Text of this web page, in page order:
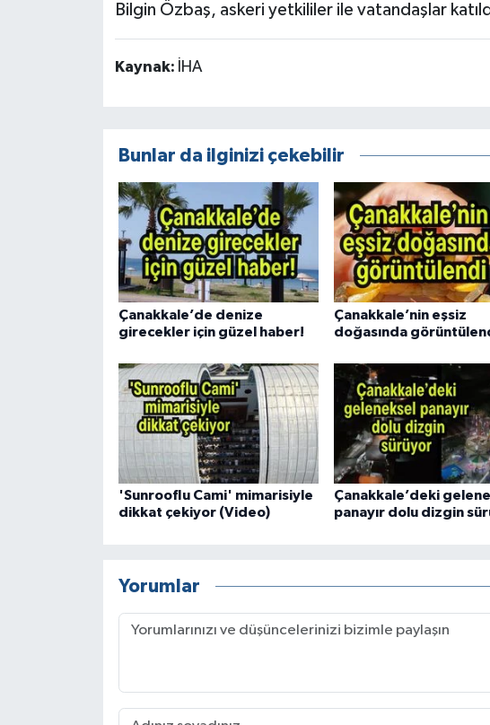
Bilgin Özbaş, askeri yetkililer ile vatandaşlar
Kaynak: İHA
Bunlar da ilginizi çekebilir
Çanakkale’de denize
girecekler için güzel haber!
Çanakkale’nin eşsiz
doğasında
'Sunrooflu Cami' mimarisiyle
dikkat çekiyor (Video)
Çanakkale’deki
panayır dolu dizgin
Yorumlar